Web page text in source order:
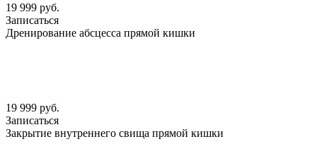
19 999 руб.
Записаться
Дренирование абсцесса прямой кишки
19 999 руб.
Записаться
Закрытие внутреннего свища прямой кишки